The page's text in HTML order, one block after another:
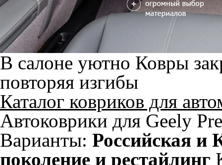
В салоне уютно Ковры
повторяя изгибы
Каталог ковриков для
Автоковрики для Geely
Варианты: Российская и
поколение и рестайлинг